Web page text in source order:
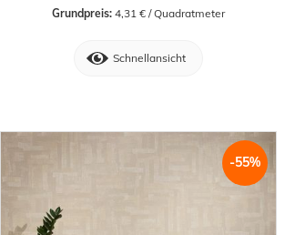
Grundpreis: 4,31 € / Quadratmeter
Schnellansicht
-55%